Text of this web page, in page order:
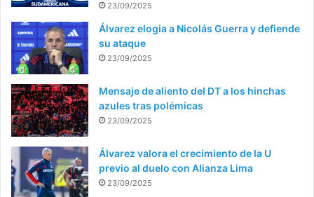
23/09/2025
Álvarez elogia a Nicolás Guerra y defiende
su ataque
23/09/2025
Mensaje de aliento del DT a los hinchas
azules tras polémicas
23/09/2025
Álvarez valora el crecimiento de la U
previo al duelo con Alianza Lima
23/09/2025